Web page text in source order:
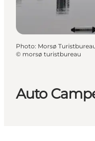
Auto
Photo: Morsø
© morsø turistbureau